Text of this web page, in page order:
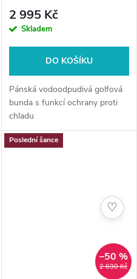
2 995 Kč
Skladem
DO KOŠÍKU
Pánská vodoodpudivá golfová
bunda s funkcí ochrany proti
chladu
Poslední šance
2 690 Kč
–50 %
♡